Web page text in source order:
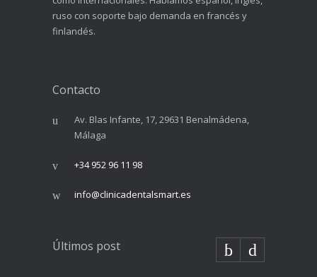
ruso con soporte bajo demanda en francés y
finlandés.
Contacto
Av. Blas Infante, 17, 29631 Benalmádena,
Málaga
+34 952 96 11 98
info@clinicadentalsmart.es
Últimos post